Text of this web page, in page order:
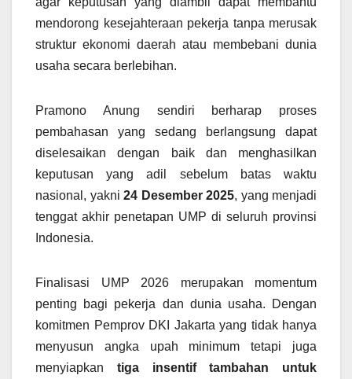
mendorong kesejahteraan pekerja tanpa merusak
struktur ekonomi daerah atau membebani dunia
usaha secara berlebihan.
Pramono Anung sendiri berharap proses
pembahasan yang sedang berlangsung dapat
diselesaikan dengan baik dan menghasilkan
keputusan yang adil sebelum batas waktu
nasional, yakni 24 Desember 2025, yang menjadi
tenggat akhir penetapan UMP di seluruh provinsi
Indonesia.
Finalisasi UMP 2026 merupakan momentum
penting bagi pekerja dan dunia usaha. Dengan
komitmen Pemprov DKI Jakarta yang tidak hanya
menyusun angka upah minimum tetapi juga
menyiapkan tiga insentif tambahan untuk